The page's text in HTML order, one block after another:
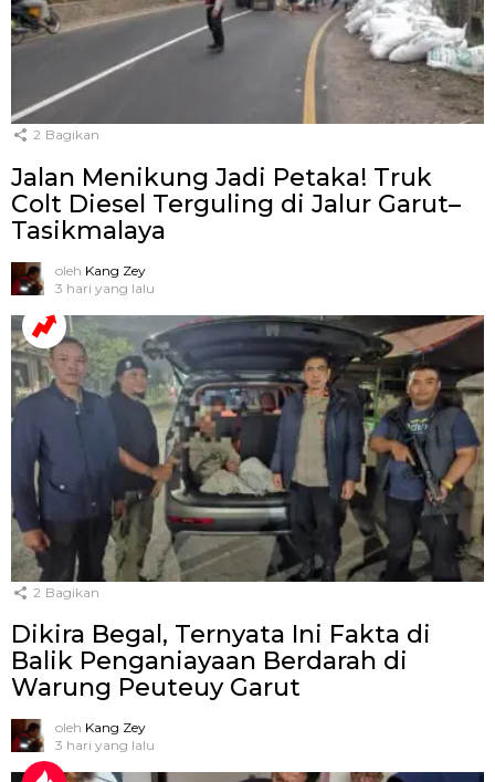
2 Bagikan
Jalan Menikung Jadi Petaka! Truk
Colt Diesel Terguling di Jalur Garut–
Tasikmalaya
oleh Kang Zey
3 hari yang lalu
2 Bagikan
Dikira Begal, Ternyata Ini Fakta di
Balik Penganiayaan Berdarah di
Warung Peuteuy Garut
oleh Kang Zey
3 hari yang lalu